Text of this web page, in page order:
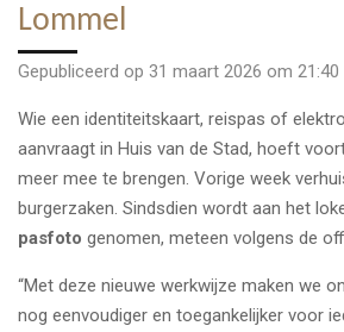
Lommel
Gepubliceerd op 31 maart 2026 om 21:40
Wie een identiteitskaart, reispas of
aanvraagt in Huis van de Stad, hoeft
meer mee te brengen. Vorige week
burgerzaken. Sindsdien wordt aan het
pasfoto genomen, meteen volgens de
“Met deze nieuwe werkwijze maken we
nog eenvoudiger en toegankelijker voor